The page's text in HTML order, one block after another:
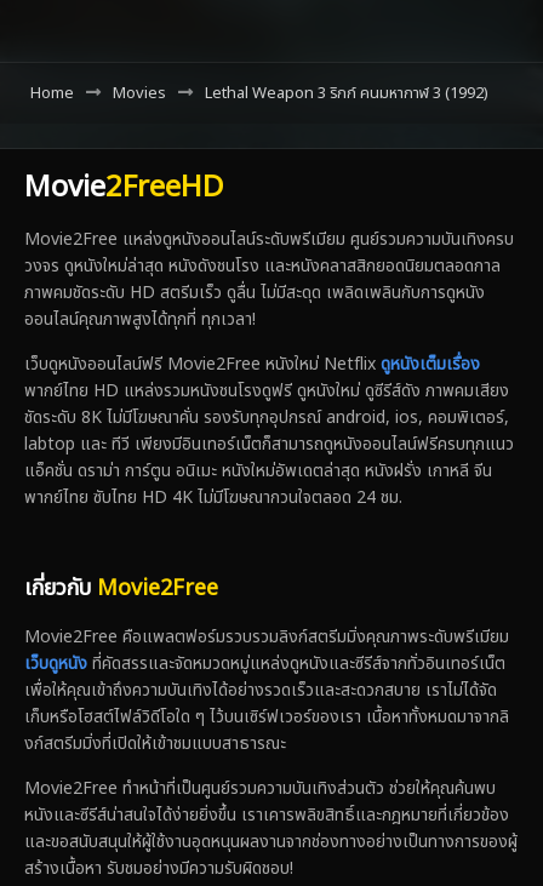
Home Movies Lethal Weapon 3 ริกก์ คนมหากาฬ 3 (1992)
Movie2FreeHD
Movie2Free แหล่งดูหนังออนไลน์ระดับพรีเมียม ศูนย์รวมความบันเทิงครบ
วงจร ดูหนังใหม่ล่าสุด หนังดังชนโรง และหนังคลาสสิกยอดนิยมตลอดกาล
ภาพคมชัดระดับ HD สตรีมเร็ว ดูลื่น ไม่มีสะดุด เพลิดเพลินกับการดูหนัง
ออนไลน์คุณภาพสูงได้ทุกที่ ทุกเวลา!
เว็บดูหนังออนไลน์ฟรี Movie2Free หนังใหม่ Netflixดูหนังเต็มเรื่อง
พากย์ไทย HD แหล่งรวมหนังชนโรงดูฟรี ดูหนังใหม่ ดูซีรีส์ดัง ภาพคมเสียง
ชัดระดับ 8K ไม่มีโฆษณาคั่น รองรับทุกอุปกรณ์ android, ios, คอมพิเตอร์,
labtop และ ทีวี เพียงมีอินเทอร์เน็ตก็สามารถดูหนังออนไลน์ฟรีครบทุกแนว
แอ็คชั่น ดราม่า การ์ตูน อนิเมะ หนังใหม่อัพเดตล่าสุด หนังฝรั่ง เกาหลี จีน
พากย์ไทย ซับไทย HD 4K ไม่มีโฆษณากวนใจตลอด 24 ชม.
เกี่ยวกับ Movie2Free
Movie2Free คือแพลตฟอร์มรวบรวมลิงก์สตรีมมิ่งคุณภาพระดับพรีเมียม
เว็บดูหนังที่คัดสรรและจัดหมวดหมู่แหล่งดูหนังและซีรีส์จากทั่วอินเทอร์เน็ต
เพื่อให้คุณเข้าถึงความบันเทิงได้อย่างรวดเร็วและสะดวกสบาย เราไม่ได้จัด
เก็บหรือโฮสต์ไฟล์วิดีโอใด ๆ ไว้บนเซิร์ฟเวอร์ของเรา เนื้อหาทั้งหมดมาจากลิ
งก์สตรีมมิ่งที่เปิดให้เข้าชมแบบสาธารณะ
Movie2Free ทำหน้าที่เป็นศูนย์รวมความบันเทิงส่วนตัว ช่วยให้คุณค้นพบ
หนังและซีรีส์น่าสนใจได้ง่ายยิ่งขึ้น เราเคารพลิขสิทธิ์และกฎหมายที่เกี่ยวข้อง
และขอสนับสนุนให้ผู้ใช้งานอุดหนุนผลงานจากช่องทางอย่างเป็นทางการของผู้
สร้างเนื้อหา รับชมอย่างมีความรับผิดชอบ!